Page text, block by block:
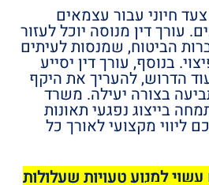
חיוני עבור עצמאים
עורך דין מנוסה יוכל לעזור
הביטוח, שמנסות לעיתים
בנוסף, עורך דין יסייע
הדרוש, להעריך את היקף
בצורה יעילה. משרד
בייצוג נפגעי תאונות
ליווי מקצועי לאורך כל
למנוע טעויות שעלולות